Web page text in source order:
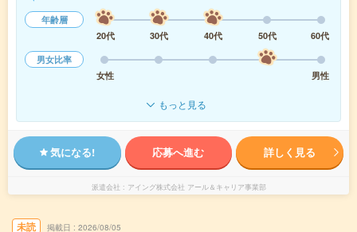
年齢層
20代
30代 40代 50代
60代
男女比率
女性
男性
もっと見る
気になる! 応募へ進む 詳しく見る
派遣会社 アイング株式会社 アール＆キャリア事業部
未読 掲載日 2026/08/05